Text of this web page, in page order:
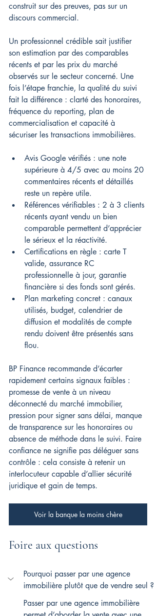
construit sur des preuves, pas sur un
discours commercial.
Un professionnel crédible sait justifier
son estimation par des comparables
récents et par les prix du marché
observés sur le secteur concerné. Une
fois l’étape franchie, la qualité du suivi
fait la différence : clarté des honoraires,
fréquence du reporting, plan de
commercialisation et capacité à
sécuriser les transactions immobilières.
Avis Google vérifiés : une note
supérieure à 4/5 avec au moins 20
commentaires récents et détaillés
reste un repère utile.
Références vérifiables : 2 à 3 clients
récents ayant vendu un bien
comparable permettent d’apprécier
le sérieux et la réactivité.
Certifications en règle : carte T
valide, assurance RC
professionnelle à jour, garantie
financière si des fonds sont gérés.
Plan marketing concret : canaux
utilisés, budget, calendrier de
diffusion et modalités de compte
rendu doivent être présentés sans
flou.
BP Finance recommande d’écarter
rapidement certains signaux faibles :
promesse de vente à un niveau
déconnecté du marché immobilier,
pression pour signer sans délai, manque
de transparence sur les honoraires ou
absence de méthode dans le suivi. Faire
confiance ne signifie pas déléguer sans
contrôle : cela consiste à retenir un
interlocuteur capable d’allier sécurité
juridique et gain de temps.
Voir la banque la moins chère
Foire aux questions
Pourquoi passer par une agence
immobilière plutôt que de vendre seul ?
Passer par une agence immobilière